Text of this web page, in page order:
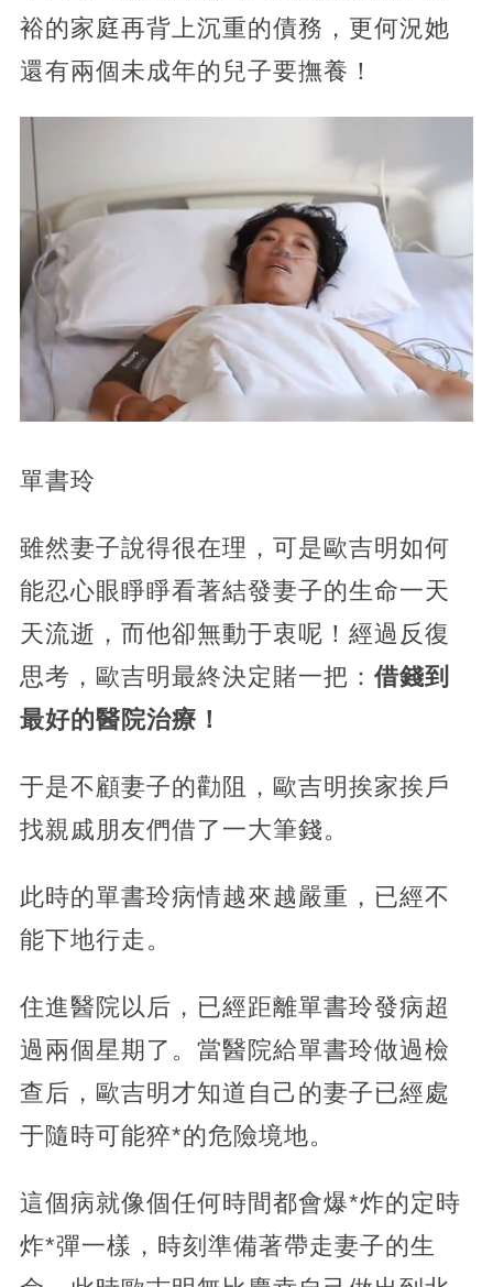
裕的家庭再背上沉重的債務，更何況她
還有兩個未成年的兒子要撫養！
單書玲
雖然妻子說得很在理，可是歐吉明如何
能忍心眼睜睜看著結發妻子的生命一天
天流逝，而他卻無動于衷呢！經過反復
思考，歐吉明最終決定賭一把： 借錢到
最好的醫院治療！
于是不顧妻子的勸阻，歐吉明挨家挨戶
找親戚朋友們借了一大筆錢。
此時的單書玲病情越來越嚴重，已經不
能下地行走。
住進醫院以后，已經距離單書玲發病超
過兩個星期了。當醫院給單書玲做過檢
查后，歐吉明才知道自己的妻子已經處
于隨時可能猝*的危險境地。
這個病就像個任何時間都會爆*炸的定時
炸*彈一樣，時刻準備著帶走妻子的生